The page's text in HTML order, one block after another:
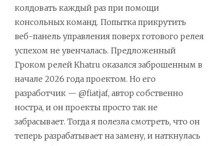
колдовать каждый раз при помощи
консольных команд. Попытка прикрутить
веб-панель управления поверх готового релея
успехом не увенчалась. Предложенный
Гроком релей Khatru оказался заброшенным в
начале 2026 года проектом. Но его
разработчик — @fiatjaf, автор собственно
ностра, и он проекты просто так не
забрасывает. Тогда я полезла смотреть, что он
теперь разрабатывает на замену, и наткнулась